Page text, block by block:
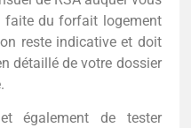
faite du forfait logement
reste indicative et doit
détaillé de votre dossier
également de tester